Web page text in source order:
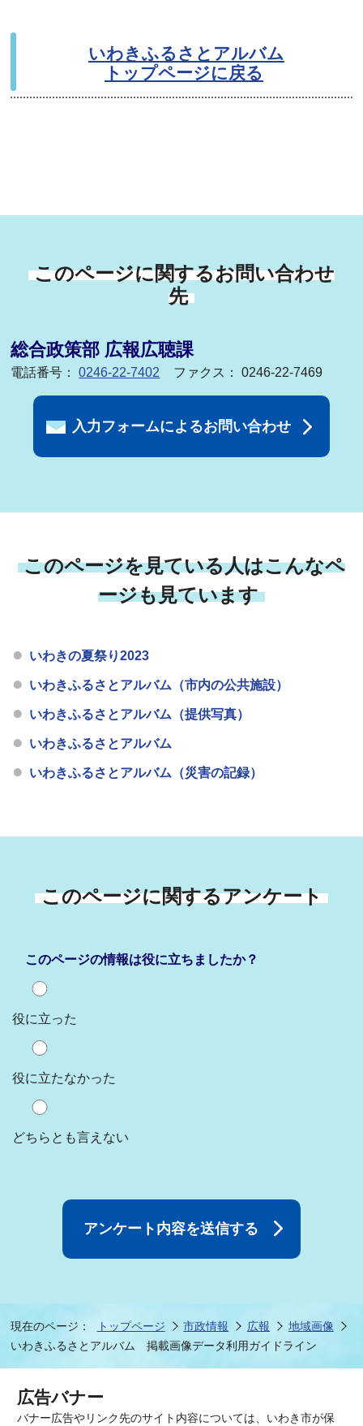
いわきふるさとアルバム
トップページに戻る
このページに関するお問い合わせ
先
総合政策部 広報広聴課
電話番号：0246-22-7402 ファクス： 0246-22-7469
入力フォームによるお問い合わせ
このページを見ている人はこんなペ
ージも見ています
いわきの夏祭り2023
いわきふるさとアルバム（市内の公共施設）
いわきふるさとアルバム（提供写真）
いわきふるさとアルバム
いわきふるさとアルバム（災害の記録）
このページに関するアンケート
このページの情報は役に立ちましたか？
役に立った
役に立たなかった
どちらとも言えない
現在のページ： トップページ 市政情報 広報
地域画像
いわきふるさとアルバム 掲載画像データ利用ガイドライン
広告バナー
バナー広告やリンク先のサイト内容については、いわき市が保